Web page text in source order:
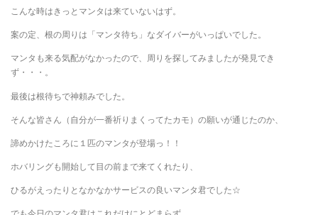
こんな時はきっとマンタは来ていないはず。
案の定、根の周りは「マンタ待ち」なダイバーがいっぱいでした。
マンタも来る気配がなかったので、周りを探してみましたが発見でき
ず・・・。
最後は根待ちで神頼みでした。
そんな皆さん（自分が一番祈りまくってたカモ）の願いが通じたのか、
諦めかけたころに１匹のマンタが登場っ！！
ホバリングも開始して目の前まで来てくれたり、
ひるがえったりとなかなかサービスの良いマンタ君でした☆